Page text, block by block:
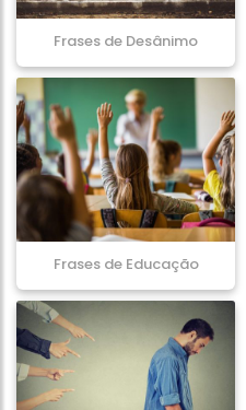
Frases de Desânimo
Frases de Educação